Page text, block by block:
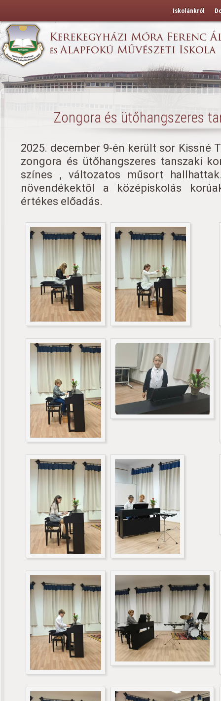
Iskolánkról
Zongora és ütőhangszeres
2025. december 9-én került sor Kissné
zongora és ütőhangszeres tanszaki
színes , változatos műsort
növendékektől a középiskolás
értékes előadás.